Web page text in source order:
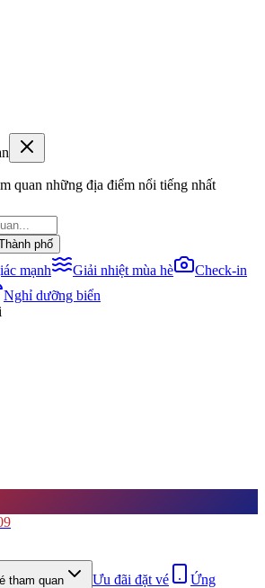
quan những địa điểm nổi tiếng nhất
phố
mạnh Giải nhiệt mùa hè
Check-in
Nghỉ dưỡng biển
tham quan Ưu đãi đặt vé
Ứng